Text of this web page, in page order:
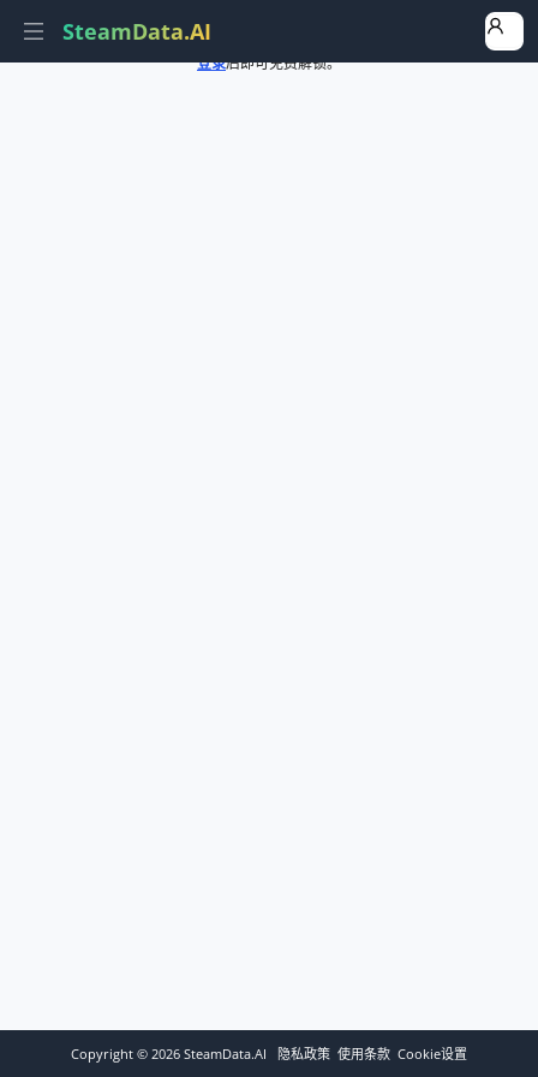
SteamData.AI
登录后即可免费解锁。
Copyright © 2026 SteamData.AI 隐私政策 使用条款 Cookie设置